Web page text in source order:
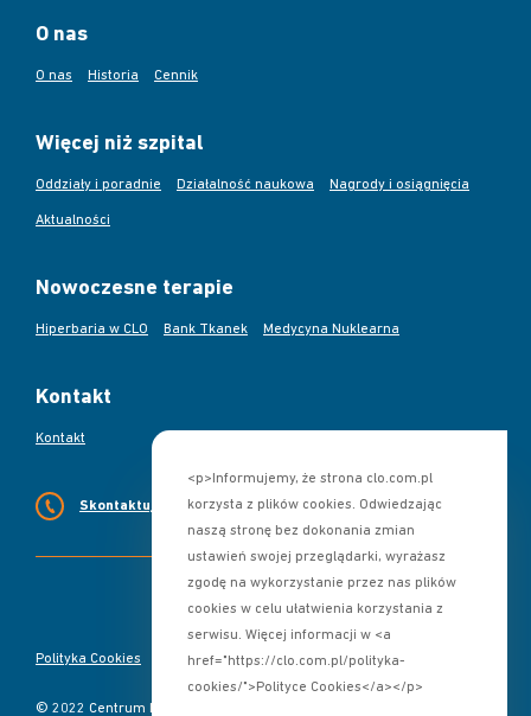
O nas
O nas Historia Cennik
Więcej niż szpital
Oddziały i poradnie Działalność naukowa Nagrody i osiągnięcia
Aktualności
Nowoczesne terapie
Hiperbaria w CLO Bank Tkanek Medycyna Nuklearna
Kontakt
Kontakt
Skontaktuj się z nami
© 2022 Centrum Leczenia Oparzeń
Polityka Cookies Deklaracja dostępności
<p>Informujemy, że strona clo.com.pl
korzysta z plików cookies. Odwiedzając
naszą stronę bez dokonania zmian
ustawień swojej przeglądarki, wyrażasz
zgodę na wykorzystanie przez nas plików
cookies w celu ułatwienia korzystania z
serwisu. Więcej informacji w <a
href="https://clo.com.pl/polityka-
cookies/">Polityce Cookies</a></p>